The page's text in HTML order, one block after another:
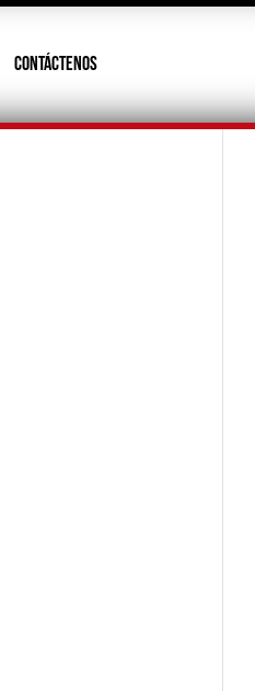
CONTÁCTENOS